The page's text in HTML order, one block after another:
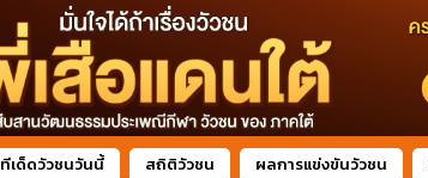
ทีเด็ดวัวชนวันนี้ สถิติวัวชน ผลการแข่งขันวัวชน